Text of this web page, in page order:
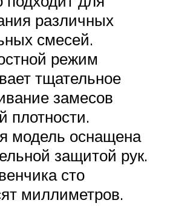
различных
смесей.
режим
тщательное
замесов
плотности.
модель оснащена
защитой рук.
сто
миллиметров.